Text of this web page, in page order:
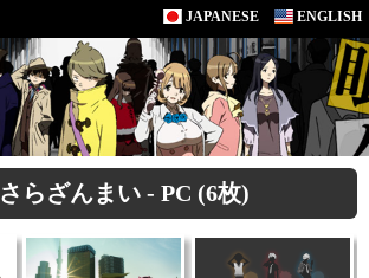
JAPANESE ENGLISH
さらざんまい - PC (6枚)